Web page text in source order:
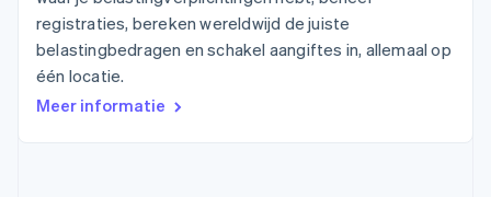
Meer
Product roadmap
Ontdek wat er in het verschiet ligt
Radar
Non-profitorganisaties
Publieke sector
API-status
registraties, bereken wereldwijd de juiste
belastingbedragen en schakel aangiftes in, allemaal op
één locatie.
Meer informatie